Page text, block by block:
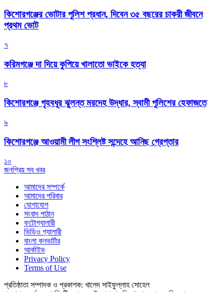
কিশোরগঞ্জের ভোটার পুলিশ প্রধান, দিবেন ৩৫ বছরের চাকরী জীবনে
প্রথম ভোট
৭
করিমগঞ্জে দা দিয়ে কুপিয়ে খালাতো ভাইকে হত্যা
৮
কিশোরগঞ্জে গৃহবধূর ঝুলন্ত মরদেহ উদ্ধার, স্বামী পুলিশের হেফাজতে
৯
কিশোরগঞ্জে আওয়ামী লীগ সংশ্লিষ্ট সন্দেহে আনিছ গ্রেপ্তার
১০
জনপ্রিয় সব খবর
আমাদের সম্পর্কে
আমাদের পরিবার
যোগাযোগ
সংবাদ পাঠান
ফটোগ্যালারী
ভিডিও গ্যালারী
বাংলা কনভার্টার
আর্কাইভ
Privacy Policy
Terms of Use
প্রতিষ্ঠাতা সম্পাদক ও প্রকাশক: খালেদ সাইফুল্লাহ সোহেল